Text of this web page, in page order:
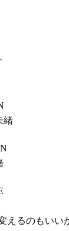
緒
えるのもいい